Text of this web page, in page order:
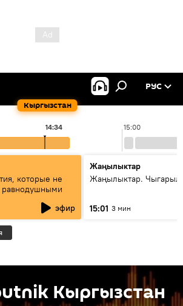
Кыргызстан
РУС
15:00
14:34
которые не
равнодушными
эфир
Жаңылыктар
Жаңылыктар.
15:01 3 мин
Кыргызстан